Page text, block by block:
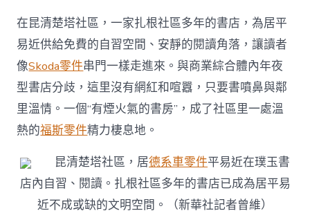
在昆清楚塔社區，一家扎根社區多年的書店，為居平
易近供給免費的自習空間、安靜的閱讀角落，讓讀者
像Skoda零件串門一樣走進來。與商業綜合體內年夜
型書店分歧，這里沒有網紅和喧囂，只要書噴鼻與鄰
里溫情。一個“有煙火氣的書房”，成了社區里一處溫
熱的福斯零件精力棲息地。
昆清楚塔社區，居德系車零件平易近在璞玉書
店內自習、閱讀。扎根社區多年的書店已成為居平易
近不成或缺的文明空間。（新華社記者曾維）